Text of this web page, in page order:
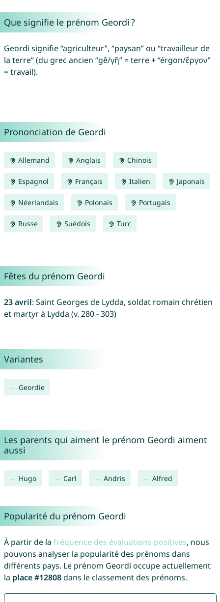
Que signifie le prénom Geordi ?
Geordi signifie “agriculteur”, “paysan” ou “travailleur de
la terre” (du grec ancien “gê/γῆ” = terre + “érgon/ἔργον”
= travail).
Prononciation de Geordi
Allemand Anglais Chinois
Espagnol Français Italien Japonais
Néerlandais Polonais Portugais
Russe Suédois Turc
Fêtes du prénom Geordi
23 avril: Saint Georges de Lydda, soldat romain chrétien
et martyr à Lydda (v. 280 - 303)
Variantes
Geordie
Les parents qui aiment le prénom Geordi aiment
aussi
Hugo Carl Andris Alfred
Popularité du prénom Geordi
À partir de la fréquence des évaluations positives, nous
pouvons analyser la popularité des prénoms dans
différents pays. Le prénom Geordi occupe actuellement
la place #12808dans le classement des prénoms.